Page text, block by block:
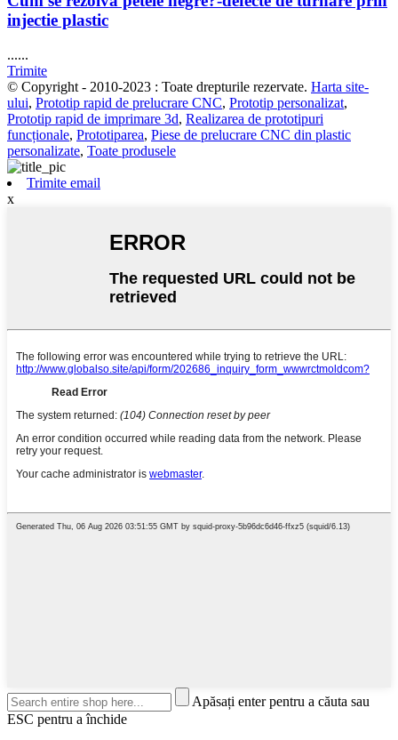
injectie plastic
......
Trimite
© Copyright - 2010-2023 : Toate drepturile rezervate. Harta site-
ului, Prototip rapid de prelucrare CNC, Prototip personalizat,
Prototip rapid de imprimare 3d, Realizarea de prototipuri
funcționale, Prototiparea, Piese de prelucrare CNC din plastic
personalizate, Toate produsele
Trimite email
x
Apăsați enter pentru a căuta sau
ESC pentru a închide